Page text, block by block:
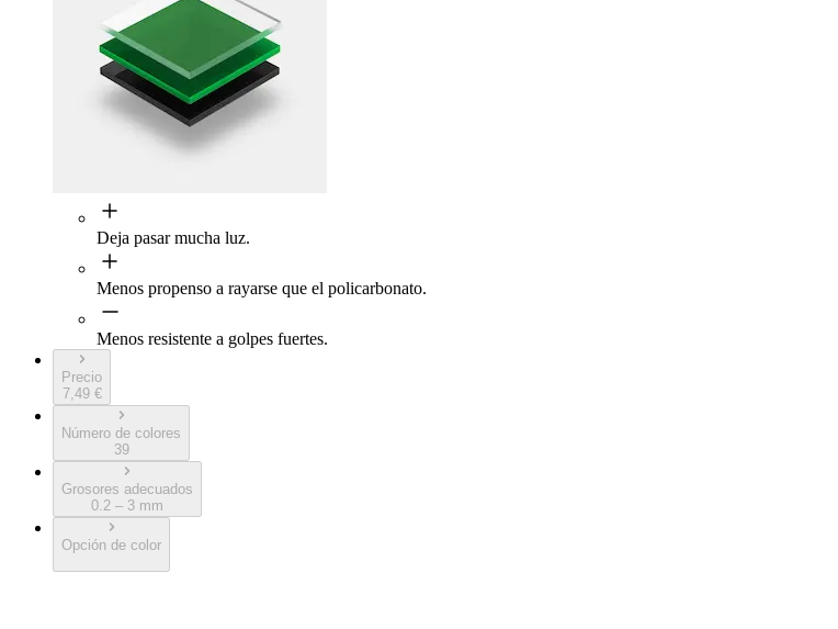
Deja pasar mucha luz.
Menos propenso a rayarse que el policarbonato.
Menos resistente a golpes fuertes.
Precio
7,49 €
Número de colores
39
Grosores adecuados
0.2 – 3 mm
Opción de color